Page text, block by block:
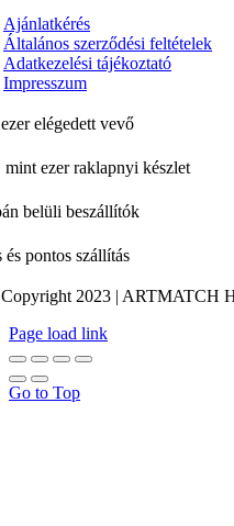
Ajánlatkérés
Általános szerződési feltételek
Adatkezelési tájékoztató
Impresszum
elégedett vevő
mint ezer raklapnyi készlet
belüli beszállítók
és pontos szállítás
Copyright 2023 | ARTMATCH
Page load link
Go to Top